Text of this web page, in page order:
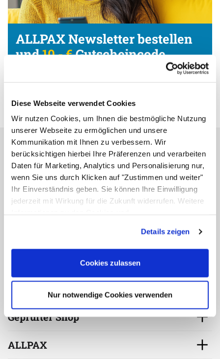
Diese Webseite verwendet Cookies
Wir nutzen Cookies, um Ihnen die bestmögliche Nutzung
unserer Webseite zu ermöglichen und unsere
Kommunikation mit Ihnen zu verbessern. Wir
berücksichtigen hierbei Ihre Präferenzen und verarbeiten
Daten für Marketing, Analytics und Personalisierung nur,
wenn Sie uns durch Klicken auf "Zustimmen und weiter"
Ihr Einverständnis geben. Sie können Ihre Einwilligung
jederzeit mit Wirkung für die Zukunft widerrufen. Weitere
Details zeigen
Cookies zulassen
Nur notwendige Cookies verwenden
ALLPAX Newsletter bestellen
und10,- €Gutscheincode
Bestell- & Seviceanfragen
Service & Beratung
+49 4961 / 664 990
Geprüfter Shop
ALLPAX